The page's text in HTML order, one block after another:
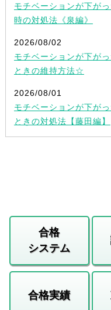
モチベーションが下がっ
時の対処法《泉編》
2026/08/02
モチベーションが下がっ
ときの維持方法☆
2026/08/01
モチベーションが下がっ
ときの対処法【藤田編】
合格
システム
合格実績